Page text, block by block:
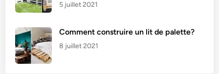
5 juillet 2021
Comment construire un lit de palette?
8 juillet 2021